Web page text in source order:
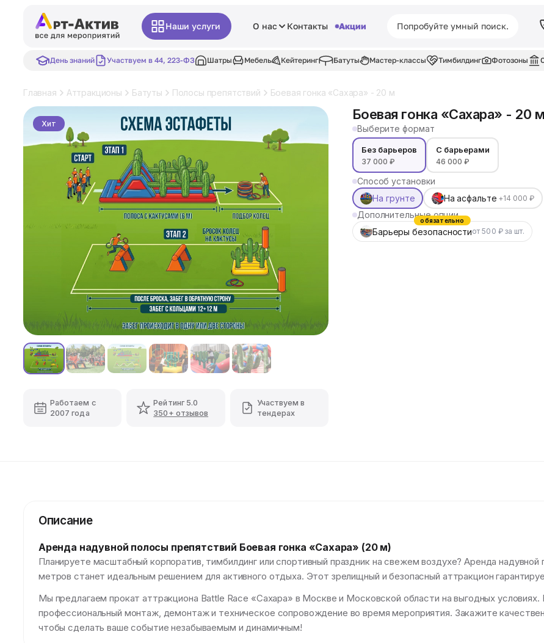
Наши услуги О нас Контакты Акции
День знаний Участвуем в 44, 223-ФЗ Шатры Мебель Кейтеринг Батуты Мастер-классы Тимбилдинг Фотозоны
Главная Аттракционы Батуты Полосы препятствий Боевая гонка «Сахара» - 20 м
Хит
Работаем с
2007 года
Рейтинг 5.0
350+ отзывов
Участвуем в
тендерах
Боевая гонка «Сахара» - 20 м
Выберите формат
Без барьеров
37 000 ₽
С барьерами
46 000 ₽
Способ установки
На грунте
На асфальте +14 000 ₽
Дополнительные опции
Барьеры безопасностиот 500 ₽ за шт.
обязательно
Описание
Аренда надувной полосы препятствий Боевая гонка «Сахара» (20 м)
Планируете масштабный корпоратив, тимбилдинг или спортивный праздник на свежем воздухе? Аренда
метров станет идеальным решением для активного отдыха. Этот зрелищный и безопасный аттракцион
Мы предлагаем прокат аттракциона Battle Race «Сахара» в Москве и Московской области на выгодных
профессиональный монтаж, демонтаж и техническое сопровождение во время мероприятия. Закажите
чтобы сделать ваше событие незабываемым и динамичным!